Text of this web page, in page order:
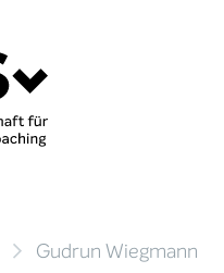
Gudrun Wiegmann